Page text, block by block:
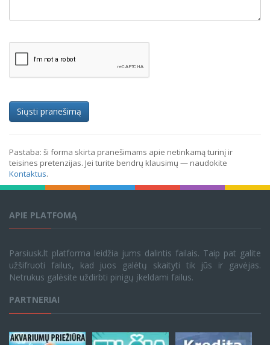
Siųsti pranešimą
Pastaba: ši forma skirta pranešimams apie netinkamą turinį ir
teisines pretenzijas. Jei turite bendrų klausimų — naudokite
Kontaktus.
APIE PLATFOMĄ
Parsiusk.lt platforma leidžia jums dalintis failais. Taip pat galite
užšifruoti failus, kad juos galėtų skaityti tik jūs ir gavėjas.
Netrukus galėsite uždirbti pinigų įkeldami failus.
PARTNERIAI